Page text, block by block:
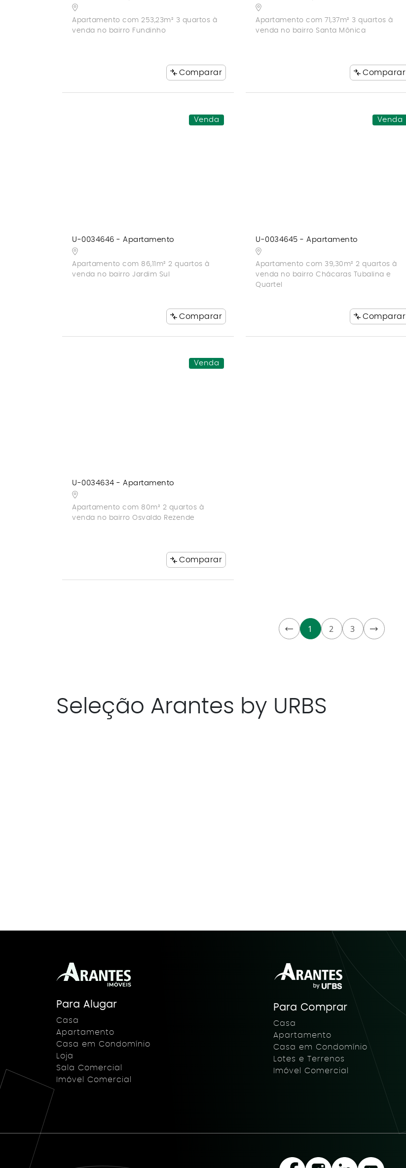
Apartamento com 253,23m² 3 quartos à
venda no bairro Fundinho
Comparar
Apartamento com 71,37m² 3 quartos à
venda no bairro Santa Mônica
Comparar
Venda
U-0034646 - Apartamento
Apartamento com 86,11m² 2 quartos à
venda no bairro Jardim Sul
Comparar
Venda
U-0034645 - Apartamento
Apartamento com 39,30m² 2 quartos à
venda no bairro Chácaras Tubalina e
Quartel
Comparar
Venda
U-0034634 - Apartamento
Apartamento com 80m² 2 quartos à
venda no bairro Osvaldo Rezende
Comparar
1 2 3
Seleção Arantes by URBS
Para Alugar
Casa
Apartamento
Casa em Condomínio
Loja
Sala Comercial
Imóvel Comercial
Para Comprar
Casa
Apartamento
Casa em Condomínio
Lotes e Terrenos
Imóvel Comercial